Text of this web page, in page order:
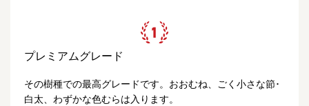
プレミアムグレード
その樹種での最高グレードです。おおむね、ごく小さな節･
白太、わずかな色むらは入ります。